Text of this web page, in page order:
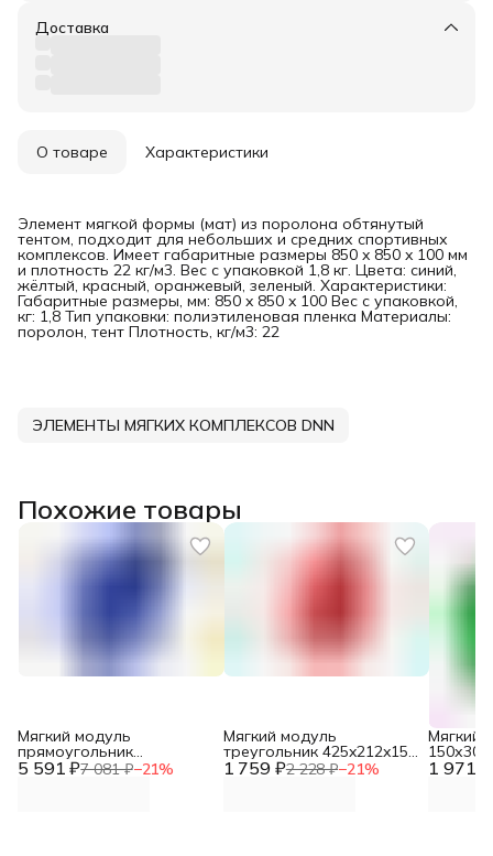
Доставка
О товаре Характеристики
Элемент мягкой формы (мат) из поролона обтянутый
тентом, подходит для небольших и средних спортивных
комплексов. Имеет габаритные размеры 850 x 850 x 100 мм
и плотность 22 кг/м3. Вес с упаковкой 1,8 кг. Цвета: синий,
жёлтый, красный, оранжевый, зеленый. Характеристики:
Габаритные размеры, мм: 850 x 850 x 100 Вес с упаковкой,
кг: 1,8 Тип упаковки: полиэтиленовая пленка Материалы:
поролон, тент Плотность, кг/м3: 22
ЭЛЕМЕНТЫ МЯГКИХ КОМПЛЕКСОВ DNN
Похожие товары
5 591 ₽7 081 ₽−21%
Мягкий модуль
прямоугольник
900х300х150 DNN 1 759 ₽2 228 ₽−21%
Мягкий модуль
треугольник 425x212x150
DNN 1 971 ₽
Мягкий